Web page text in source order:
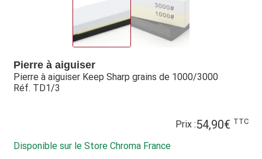
Ma sélection
Partenaires
Pierre à aiguiser
Pierre à aiguiser Keep Sharp grains de 1000/3000
Réf. TD1/3
Prix :54,90€ TTC
Disponible sur le Store Chroma France